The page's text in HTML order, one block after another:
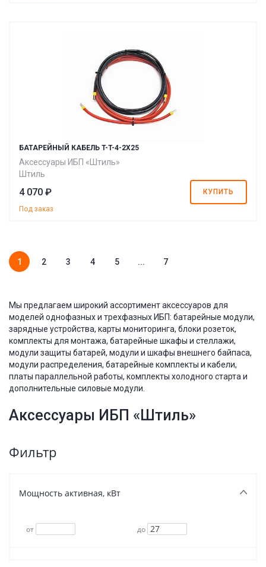
Аксессуары ИБП «Штиль»
Фильтр
Мощность активная, кВт
от до
БАТАРЕЙНЫЙ КАБЕЛЬ T-T-4-2X25
Аксессуары ИБП «Штиль»
Штиль
4 070 ₽ КУПИТЬ
Под заказ
1 2 3 4 5 ... 7
Мы предлагаем широкий ассортимент аксессуаров для
моделей однофазных и трехфазных ИБП: батарейные модули,
зарядные устройства, карты мониторинга, блоки розеток,
комплекты для монтажа, батарейные шкафы и стеллажи,
модули защиты батарей, модули и шкафы внешнего байпаса,
модули распределения, батарейные комплекты и кабели,
платы параллельной работы, комплекты холодного старта и
дополнительные силовые модули.